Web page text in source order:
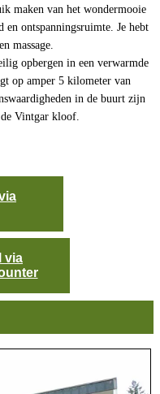
maken van het wondermooie
en ontspanningsruimte. Je hebt
massage.
opbergen in een verwarmde
op amper 5 kilometer van
in de buurt zijn
Vintgar kloof.
via